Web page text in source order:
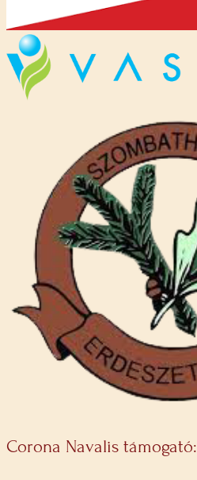
Corona Navalis támogató: